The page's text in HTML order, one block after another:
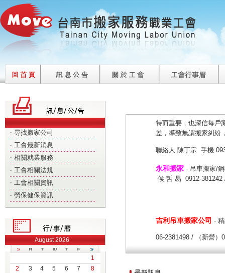
‧ 尋找搬家公司
‧ 工會最新消息
‧ 相關就業服務
‧ 工會相關法規
‧ 工會相關資訊
‧ 勞保健保資訊
August 2026
1
2
3 4 5 6 7 8
台南永吉吊車搬
特而重要，也深信每戶
差，導致無謂搬家糾紛
永和搬家
侯 哲 易 0912-381242
吉利吊車搬家公司
（新營）
永康市勝利街20-7號
捷客搬家